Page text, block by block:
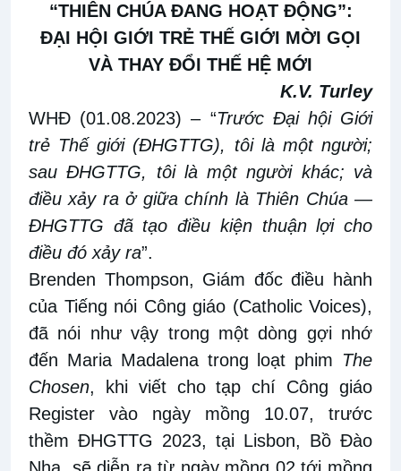
“THIÊN CHÚA ĐANG HOẠT ĐỘNG”:
ĐẠI HỘI GIỚI TRẺ THẾ GIỚI MỜI GỌI
VÀ THAY ĐỔI THẾ HỆ MỚI
K.V. Turley
WHĐ (01.08.2023) – “Trước Đại hội Giới
trẻ Thế giới (ĐHGTTG), tôi là một người;
sau ĐHGTTG, tôi là một người khác; và
điều xảyraở giữa chính là Thiên Chúa —
ĐHGTTG đã tạo điều kiện thuận lợi cho
điều đó xảy ra”.
Brenden Thompson, Giám đốc điều hành
của Tiếng nói Công giáo (Catholic Voices),
đã nói như vậy trong một dòng gợi nhớ
đến Maria Madalenatrong loạt phim The
Chosen, khi viết cho tạp chí Công giáo
Register vào ngày mồng
10.07, trước
thềm ĐHGTTG 2023, tại Lisbon, Bồ Đào